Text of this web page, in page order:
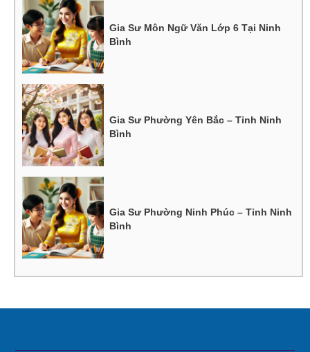
Gia Sư Môn Ngữ Văn Lớp 6 Tại Ninh
Bình
Gia Sư Phường Yên Bắc – Tỉnh Ninh
Bình
Gia Sư Phường Ninh Phúc – Tỉnh Ninh
Bình